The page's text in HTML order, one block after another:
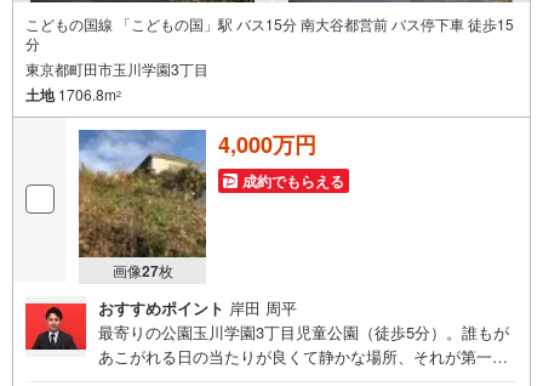
こどもの国線 「こどもの国」駅 バス15分 南大谷都営前 バス停下車 徒歩15
分
東京都町田市玉川学園3丁目
土地1706.8m2
画像27枚
4,000万円
成約でもらえる
おすすめポイント 岸田 周平
最寄りの公園玉川学園3丁目児童公園（徒歩5分）。誰もが
あこがれる日の当たりが良くて静かな場所、それが第一種